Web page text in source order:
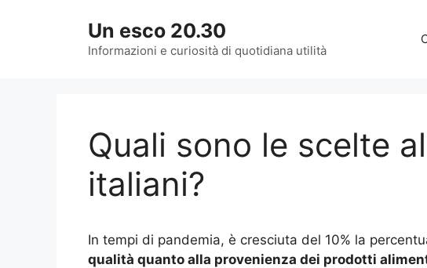
Un esco 20.30
Informazioni e curiosità di quotidiana utilità
Quali sono le scelte
italiani?
In tempi di pandemia, è cresciuta del 10% la
qualità quanto alla provenienza dei prodotti